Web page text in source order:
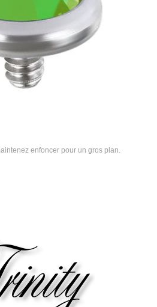
enfoncer pour un gros plan.